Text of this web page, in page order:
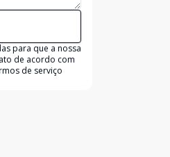
para que a nossa
de acordo com
de serviço